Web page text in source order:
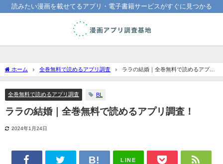
読みたい漫画を載せてるアプリ・電子書籍サービスがすぐに見つかる
ホーム 全巻無料で読めるアプリ調査
ララの結婚｜全巻無料で読めるアプリ
調査！
全巻無料で読めるアプリ調査 BL
ララの結婚｜全巻無料で読めるアプリ調査！
2024年1月24日
LINE